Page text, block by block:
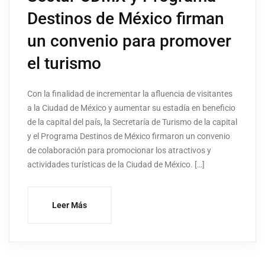
Destinos de México firman
un convenio para promover
el turismo
Con la finalidad de incrementar la afluencia de visitantes
a la Ciudad de México y aumentar su estadía en beneficio
de la capital del país, la Secretaría de Turismo de la capital
y el Programa Destinos de México firmaron un convenio
de colaboración para promocionar los atractivos y
actividades turísticas de la Ciudad de México. […]
Leer Más